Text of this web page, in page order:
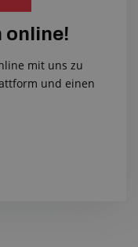
online!
mit uns zu
und einen